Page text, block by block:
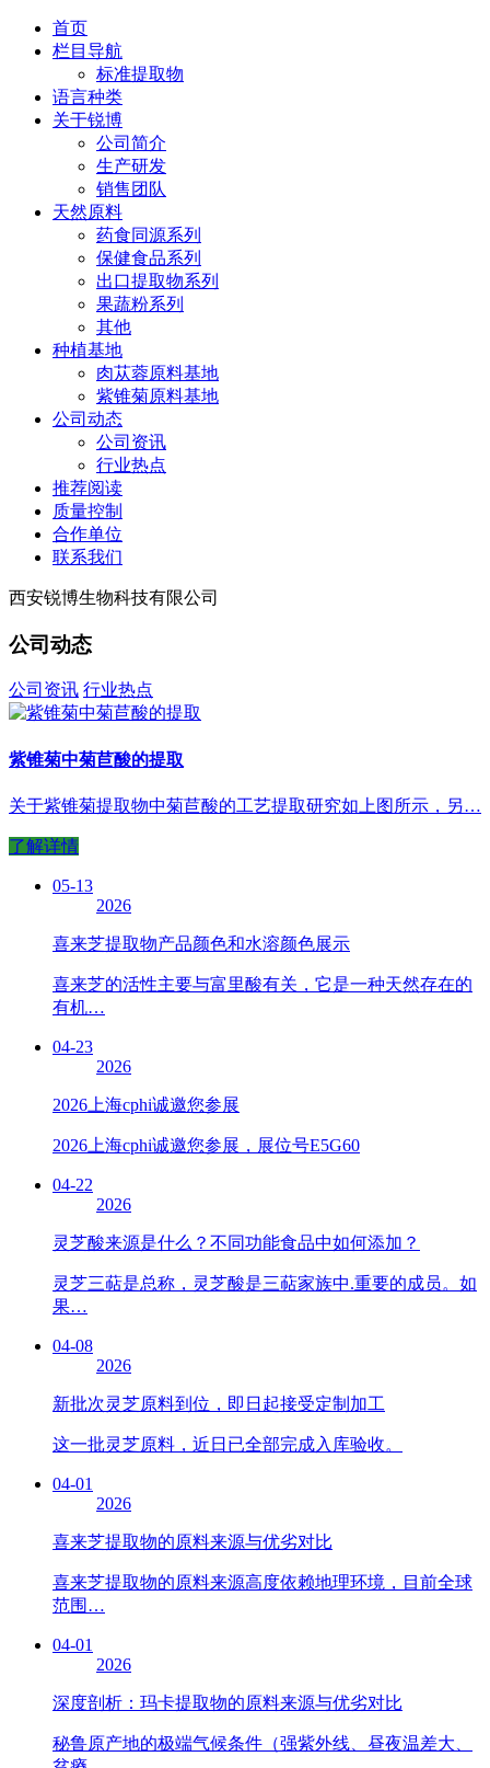
首页
栏目导航
标准提取物
语言种类
关于锐博
公司简介
生产研发
销售团队
天然原料
药食同源系列
保健食品系列
出口提取物系列
果蔬粉系列
其他
种植基地
肉苁蓉原料基地
紫锥菊原料基地
公司动态
公司资讯
行业热点
推荐阅读
质量控制
合作单位
联系我们
西安锐博生物科技有限公司
公司动态
公司资讯 行业热点
紫锥菊中菊苣酸的提取
关于紫锥菊提取物中菊苣酸的工艺提取研究如上图所示，另…
了解详情
05-13
2026
喜来芝提取物产品颜色和水溶颜色展示
喜来芝的活性主要与富里酸有关，它是一种天然存在的
有机…
04-23
2026
2026上海cphi诚邀您参展
2026上海cphi诚邀您参展，展位号E5G60
04-22
2026
灵芝酸来源是什么？不同功能食品中如何添加？
灵芝三萜是总称，灵芝酸是三萜家族中.重要的成员。如
果…
04-08
2026
新批次灵芝原料到位，即日起接受定制加工
这一批灵芝原料，近日已全部完成入库验收。
04-01
2026
喜来芝提取物的原料来源与优劣对比
喜来芝提取物的原料来源高度依赖地理环境，目前全球
范围…
04-01
2026
深度剖析：玛卡提取物的原料来源与优劣对比
秘鲁原产地的极端气候条件（强紫外线、昼夜温差大、